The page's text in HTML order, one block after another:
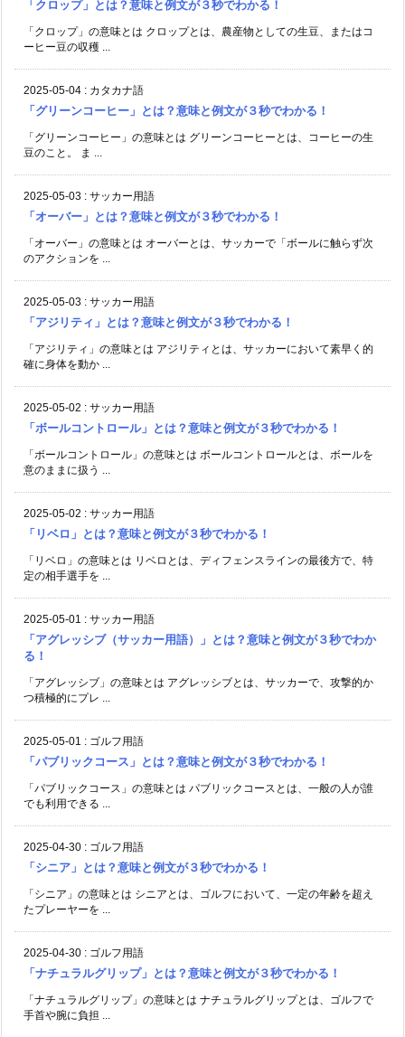
「クロップ」とは？意味と例文が３秒でわかる！
「クロップ」の意味とは クロップとは、農産物としての生豆、またはコ
ーヒー豆の収穫 ...
2025-05-04 : カタカナ語
「グリーンコーヒー」とは？意味と例文が３秒でわかる！
「グリーンコーヒー」の意味とは グリーンコーヒーとは、コーヒーの生
豆のこと。 ま ...
2025-05-03 : サッカー用語
「オーバー」とは？意味と例文が３秒でわかる！
「オーバー」の意味とは オーバーとは、サッカーで「ボールに触らず次
のアクションを ...
2025-05-03 : サッカー用語
「アジリティ」とは？意味と例文が３秒でわかる！
「アジリティ」の意味とは アジリティとは、サッカーにおいて素早く的
確に身体を動か ...
2025-05-02 : サッカー用語
「ボールコントロール」とは？意味と例文が３秒でわかる！
「ボールコントロール」の意味とは ボールコントロールとは、ボールを
意のままに扱う ...
2025-05-02 : サッカー用語
「リベロ」とは？意味と例文が３秒でわかる！
「リベロ」の意味とは リベロとは、ディフェンスラインの最後方で、特
定の相手選手を ...
2025-05-01 : サッカー用語
「アグレッシブ（サッカー用語）」とは？意味と例文が３秒でわか
る！
「アグレッシブ」の意味とは アグレッシブとは、サッカーで、攻撃的か
つ積極的にプレ ...
2025-05-01 : ゴルフ用語
「パブリックコース」とは？意味と例文が３秒でわかる！
「パブリックコース」の意味とは パブリックコースとは、一般の人が誰
でも利用できる ...
2025-04-30 : ゴルフ用語
「シニア」とは？意味と例文が３秒でわかる！
「シニア」の意味とは シニアとは、ゴルフにおいて、一定の年齢を超え
たプレーヤーを ...
2025-04-30 : ゴルフ用語
「ナチュラルグリップ」とは？意味と例文が３秒でわかる！
「ナチュラルグリップ」の意味とは ナチュラルグリップとは、ゴルフで
手首や腕に負担 ...